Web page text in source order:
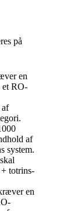
på
en
et RO-
af
af
system.
totrins-
en